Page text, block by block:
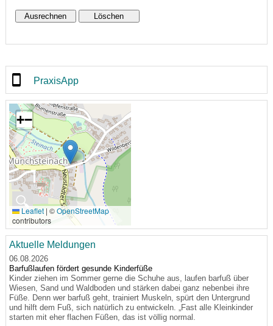
PraxisApp
🔍
+−
Leaflet | ©OpenStreetMap
contributors
Aktuelle Meldungen
06.08.2026
Barfußlaufen fördert gesunde Kinderfüße
Kinder ziehen im Sommer gerne die Schuhe aus, laufen barfuß über
Wiesen, Sand und Waldboden und stärken dabei ganz nebenbei ihre
Füße. Denn wer barfuß geht, trainiert Muskeln, spürt den Untergrund
und hilft dem Fuß, sich natürlich zu entwickeln. „Fast alle Kleinkinder
starten mit eher flachen Füßen, das ist völlig normal.